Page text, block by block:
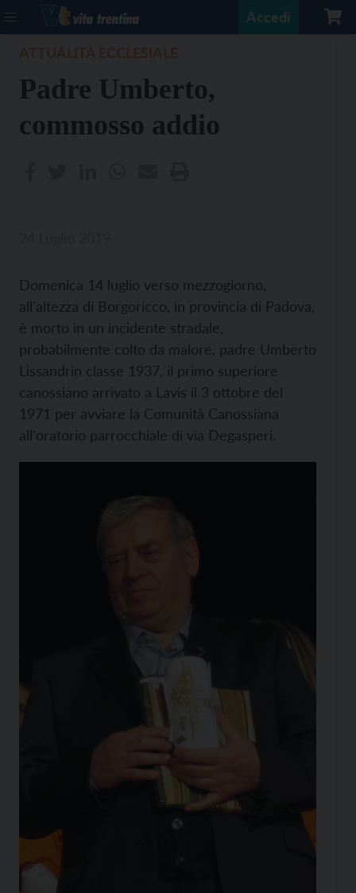
Accedi
Padre Umberto,
commosso addio
Domenica 14 luglio verso mezzogiorno,
all'altezza di Borgoricco, in provincia di Padova,
è morto in un incidente stradale,
probabilmente colto da malore, padre Umberto
Lissandrin classe 1937, il primo superiore
canossiano arrivato a Lavis il 3 ottobre del
1971 per avviare la Comunità Canossiana
all'oratorio parrocchiale di via Degasperi.